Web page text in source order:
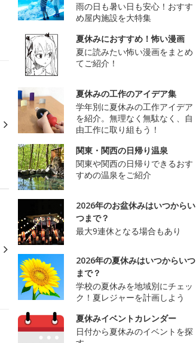
雨の日も暑い日も安心！おすす
め屋内施設を大特集
夏休みにおすすめ！怖い漫画
夏に読みたい怖い漫画をまとめ
てご紹介！
夏休みの工作のアイデア集
学年別に夏休みの工作アイデア
を紹介。無理なく無駄なく、自
由工作に取り組もう！
関東・関西の日帰り温泉
関東や関西の日帰りできるおす
すめの温泉をご紹介
2026年のお盆休みはいつからい
つまで？
最大9連休となる場合もあり
2026年の夏休みはいつからいつ
まで？
学校の夏休みを地域別にチェッ
ク！夏レジャーを計画しよう
夏休みイベントカレンダー
日付から夏休みのイベントを探